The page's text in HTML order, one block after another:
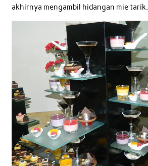
akhirnya mengambil hidangan mie tarik.